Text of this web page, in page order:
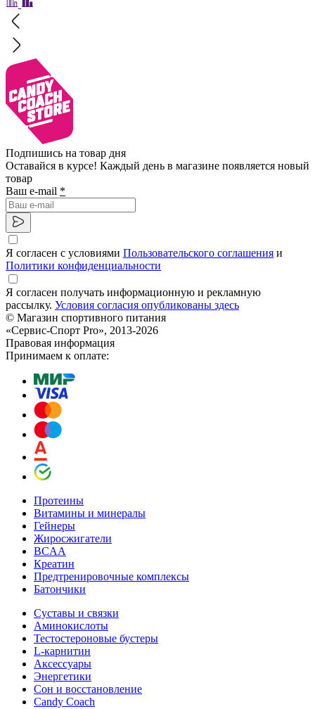
Подпишись на товар дня
Оставайся в курсе! Каждый день в магазине появляется новый
товар
Ваш e-mail *
Я согласен с условиями Пользовательского соглашения и
Политики конфиденциальности
Я согласен получать информационную и рекламную
рассылку. Условия согласия опубликованы здесь
© Магазин спортивного питания
«Сервис-Спорт Pro», 2013-2026
Правовая информация
Принимаем к оплате:
Протеины
Витамины и минералы
Гейнеры
Жиросжигатели
BCAA
Креатин
Предтренировочные комплексы
Батончики
Суставы и связки
Аминокислоты
Тестостероновые бустеры
L-карнитин
Аксессуары
Энергетики
Сон и восстановление
Candy Coach